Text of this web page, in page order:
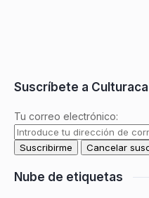
Suscríbete a Culturaca
Tu correo electrónico:
Nube de etiquetas